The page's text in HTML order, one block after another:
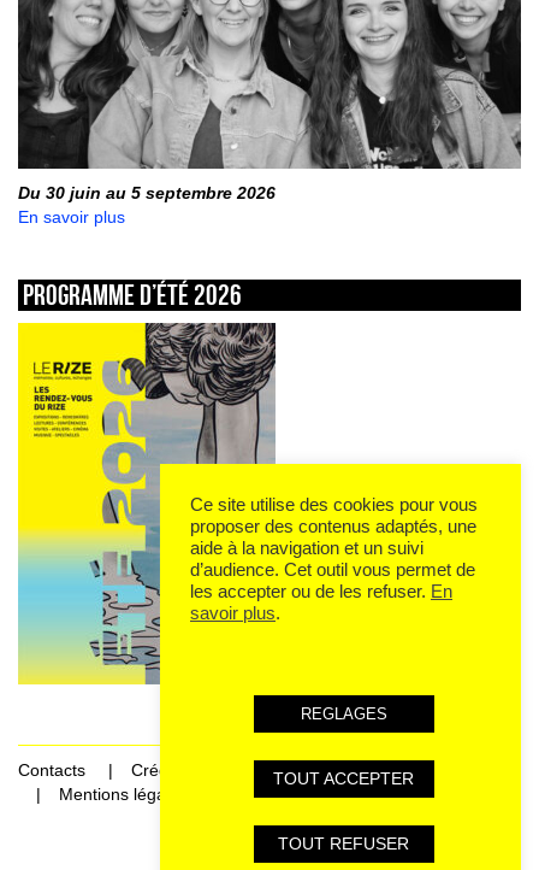
Du 30 juin au 5 septembre 2026
En savoir plus
Programme d’été 2026
Contacts
Crédits
Mentions légales et données personnelles
Ce site utilise des cookies pour vous
proposer des contenus adaptés, une
aide à la navigation et un suivi
d’audience. Cet outil vous permet de
les accepter ou de les refuser. En
savoir plus.
REGLAGES
TOUT ACCEPTER
TOUT REFUSER